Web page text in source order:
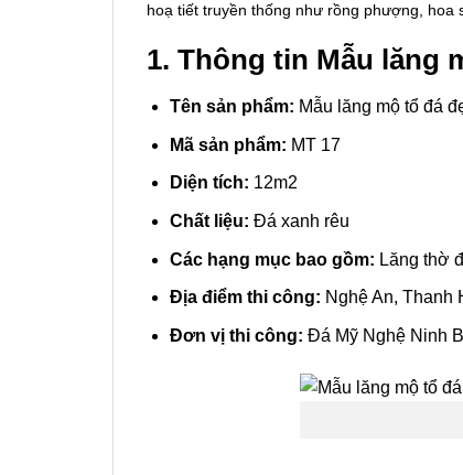
hoạ tiết truyền thống như rồng phượng,
1. Thông tin Mẫu lăng
Tên sản phẩm: Mẫu lăng mộ tổ đá
Mã sản phẩm: MT 17
Diện tích: 12m2
Chất liệu: Đá xanh rêu
Các hạng mục bao gồm: Lăng thờ
Địa điểm thi công: Nghệ An, Thanh
Đơn vị thi công: Đá Mỹ Nghệ Ninh